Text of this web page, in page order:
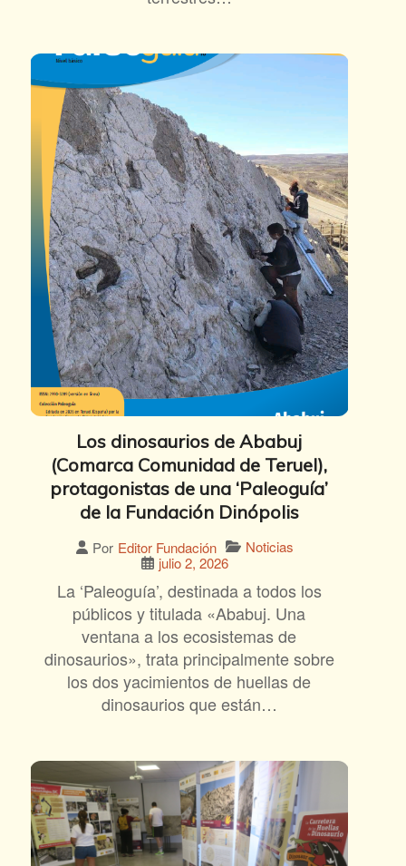
Los dinosaurios de Ababuj
(Comarca Comunidad de Teruel),
protagonistas de una ‘Paleoguía’
de la Fundación Dinópolis
Por Editor Fundación
Noticias
julio 2, 2026
La ‘Paleoguía’, destinada a todos los
públicos y titulada «Ababuj. Una
ventana a los ecosistemas de
dinosaurios», trata principalmente sobre
los dos yacimientos de huellas de
dinosaurios que están…